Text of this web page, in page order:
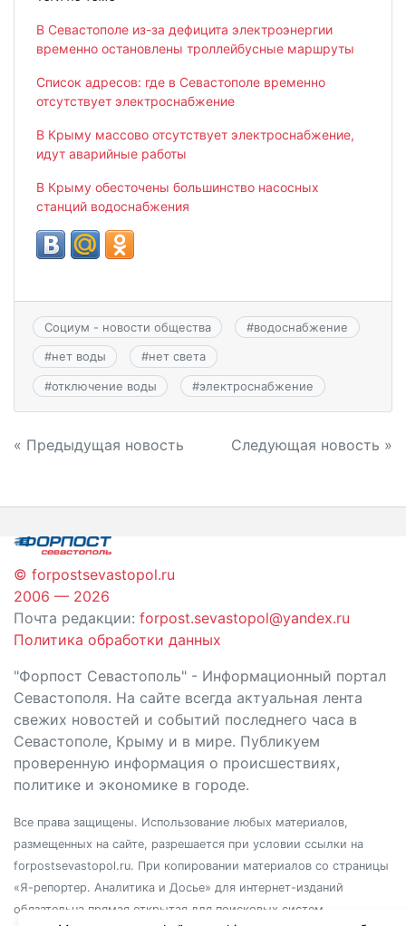
В Севастополе из-за дефицита электроэнергии
временно остановлены троллейбусные маршруты
Список адресов: где в Севастополе временно
отсутствует электроснабжение
В Крыму массово отсутствует электроснабжение,
идут аварийные работы
В Крыму обесточены большинство насосных
станций водоснабжения
Социум - новости общества #водоснабжение
#нет воды #нет света
#отключение воды #электроснабжение
Навигация
записям
« Предыдущая новость Следующая новость »
© forpostsevastopol.ru
2006 — 2026
Почта редакции: forpost.sevastopol@yandex.ru
Политика обработки данных
"Форпост Севастополь" - Информационный портал
Севастополя. На сайте всегда актуальная лента
свежих новостей и событий последнего часа в
Севастополе, Крыму и в мире. Публикуем
проверенную информация о происшествиях,
политике и экономике в городе.
Все права защищены. Использование любых материалов,
размещенных на сайте, разрешается при условии ссылки на
forpostsevastopol.ru. При копировании материалов со страницы
«Я-репортер. Аналитика и Досье» для интернет-изданий
обязательна прямая открытая для поисковых систем